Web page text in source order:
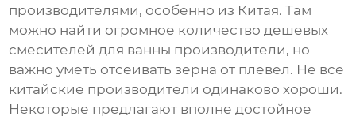
производителями, особенно из Китая. Там
можно найти огромное количестводешевых
смесителей для ванны производители, но
важно уметь отсеивать зерна от плевел. Не все
китайские производители одинаково хороши.
Некоторые предлагают вполне достойное